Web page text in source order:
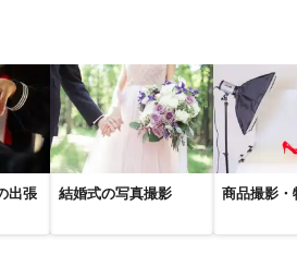
出張
結婚式の写真撮影 商品撮影・